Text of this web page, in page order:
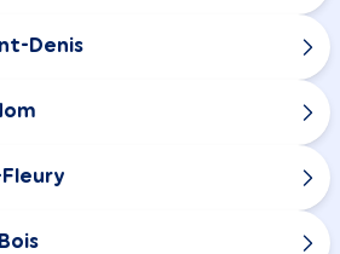
Denis